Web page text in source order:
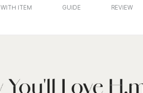
WITH ITEM GUIDE REVIEW